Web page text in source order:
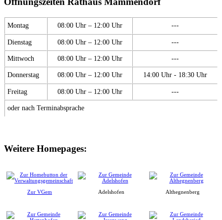
Montag 08:00 Uhr – 12:00 Uhr ---
Dienstag 08:00 Uhr – 12:00 Uhr ---
Mittwoch 08:00 Uhr – 12:00 Uhr ---
Donnerstag 08:00 Uhr – 12:00 Uhr 14:00 Uhr - 18:30 Uhr
Freitag 08:00 Uhr – 12:00 Uhr ---
oder nach Terminabsprache
Weitere Homepages:
Zur VGem Adelshofen Althegnenberg